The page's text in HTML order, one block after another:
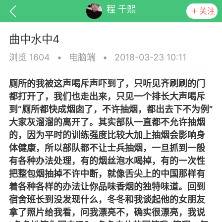
程 千熙 关注
排行 头衔 抽奖
动态 小说 商城
任务
曲中水中4
浏览 1604 • 电脑端 • 2018-03-23 10:11
厕所的我被这声喝斥声吓到了，只听见齐刷刷的门
都打开了，我们也走出来，只见一个排长大声喝斥
到 “厕所都快成烟囱了，不许抽烟，都出去下不为例”
大家灰溜溜的离开了。其实部队一直都不允许抽烟
的，因为平时的训练强度比较大加上抽烟会影响身
体健康，所以部队都不让士兵抽烟，一旦抓到一般
有各种办法处理，有的烟丝泡水喝掉，有的一次性
把整包烟抽掉不许中断，就像舌尖上的中国那样有
着各种各样的办法让你品味香烟的独特味道。回到
宿舍班长到没发现什么，冬冬和我谈起他的女朋友
拿了照片给我看，问我漂亮不，确实很漂亮，我说